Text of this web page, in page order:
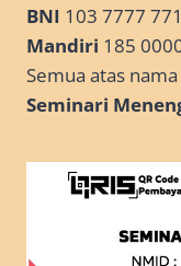
BNI 103 7777 771
Mandiri 185
Semua atas nama
Seminari